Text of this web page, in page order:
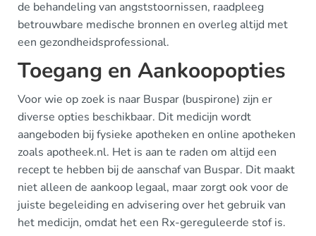
de behandeling van angststoornissen, raadpleeg
betrouwbare medische bronnen en overleg altijd met
een gezondheidsprofessional.
Toegang en Aankoopopties
Voor wie op zoek is naar Buspar (buspirone) zijn er
diverse opties beschikbaar. Dit medicijn wordt
aangeboden bij fysieke apotheken en online apotheken
zoals apotheek.nl. Het is aan te raden om altijd een
recept te hebben bij de aanschaf van Buspar. Dit maakt
niet alleen de aankoop legaal, maar zorgt ook voor de
juiste begeleiding en advisering over het gebruik van
het medicijn, omdat het een Rx-gereguleerde stof is.